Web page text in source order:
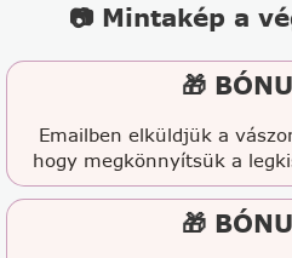
📷 Mintakép a
🎁
Emailben elküldjük a
hogy megkönnyítsük a
🎁